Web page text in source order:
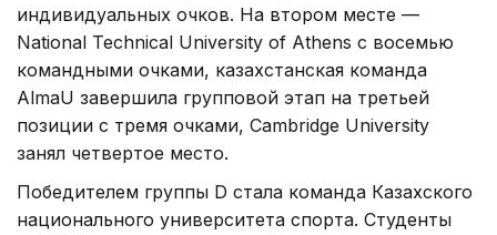
индивидуальных очков. На втором месте —
National Technical University of Athens с восемью
командными очками, казахстанская команда
AlmaU завершила групповой этап на третьей
позиции с тремя очками, Cambridge University
занял четвертое место.
Победителем группы D стала команда Казахского
национального университета спорта. Студенты